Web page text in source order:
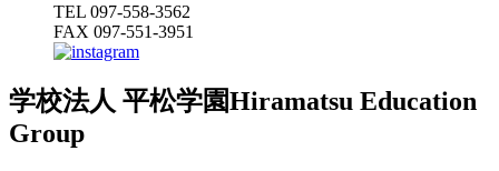
TEL 097-558-3562
FAX 097-551-3951
学校法人 平松学園Hiramatsu Education
Group